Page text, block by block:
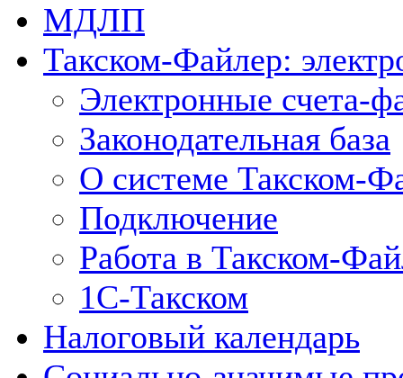
МДЛП
Такском-Файлер:
Электронные счета-
Законодательная база
О системе Такском-
Подключение
Работа в Такском-
1С-Такском
Налоговый календарь